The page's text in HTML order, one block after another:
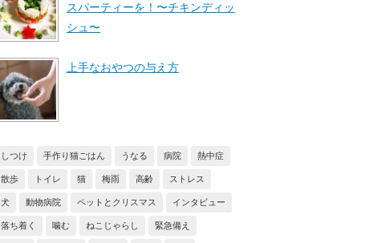
スパーティーを！〜チキンディッ
シュ〜
上手なおやつの与え方
しつけ 手作り猫ごはん うなる 病院 熱中症
散歩 トイレ 猫 梅雨 高齢 ストレス
犬 動物病院 ペットとクリスマス インタビュー
落ち着く 噛む ねこじゃらし 緊急備え